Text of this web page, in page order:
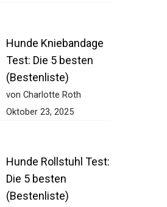
Hunde Kniebandage
Test: Die 5 besten
(Bestenliste)
von Charlotte Roth
Oktober 23, 2025
Hunde Rollstuhl Test:
Die 5 besten
(Bestenliste)